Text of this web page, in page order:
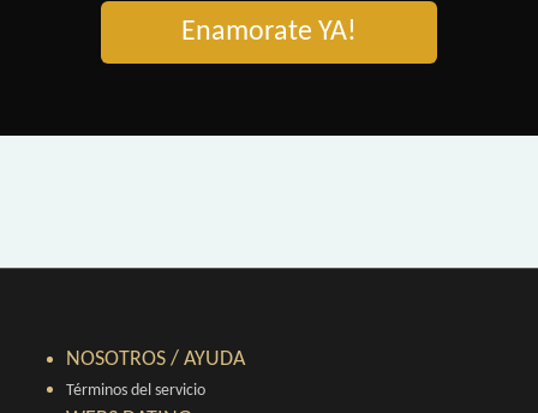
Enamorate YA!
NOSOTROS / AYUDA
Términos del servicio